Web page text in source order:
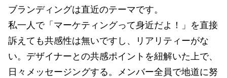
ブランディングは直近のテーマです。
私一人で「マーケティングって身近だよ！」を直接
訴えても共感性は無いですし、リアリティーがな
い。デザイナーとの共感ポイントを紐解いた上で、
日々メッセージングする。メンバー全員で地道に努